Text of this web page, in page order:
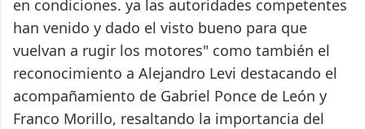
en condiciones. ya las autoridades competentes
han venido y dado el visto bueno para que
vuelvan a rugir los motores" como también el
reconocimiento a Alejandro Levi destacando el
acompañamiento de Gabriel Ponce de León y
Franco Morillo, resaltando la importancia del